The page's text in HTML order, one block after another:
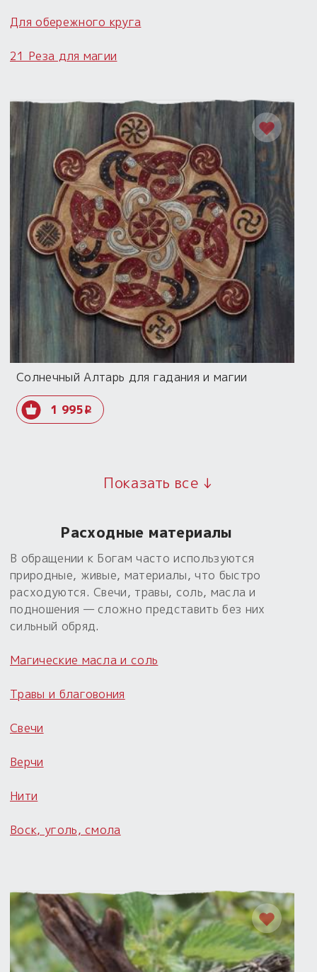
Для обережного круга
21 Реза для магии
Солнечный Алтарь для гадания и магии
1 995i
Показать все ↓
Расходные материалы
В обращении к Богам часто используются
природные, живые, материалы, что быстро
расходуются. Свечи, травы, соль, масла и
подношения — сложно представить без них
сильный обряд.
Магические масла и соль
Травы и благовония
Свечи
Верчи
Нити
Воск, уголь, смола